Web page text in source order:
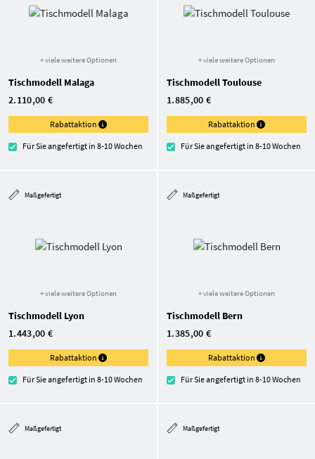
+ viele weitere Optionen
Tischmodell Malaga
2.110,00 €
Rabattaktion
Für Sie angefertigt in 8-10 Wochen
+ viele weitere Optionen
Tischmodell Toulouse
1.885,00 €
Rabattaktion
Für Sie angefertigt in 8-10 Wochen
Maßgefertigt
+ viele weitere Optionen
Tischmodell Lyon
1.443,00 €
Rabattaktion
Für Sie angefertigt in 8-10 Wochen
Maßgefertigt
+ viele weitere Optionen
Tischmodell Bern
1.385,00 €
Rabattaktion
Für Sie angefertigt in 8-10 Wochen
Maßgefertigt Maßgefertigt